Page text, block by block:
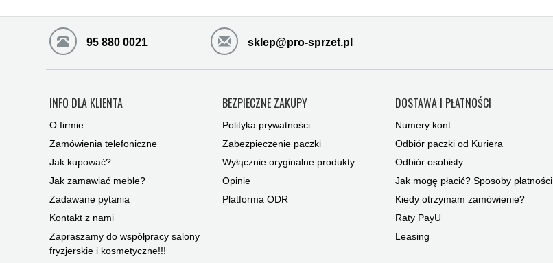
95 880 0021 sklep@pro-sprzet.pl
INFO DLA KLIENTA
O firmie
Zamówienia telefoniczne
Jak kupować?
Jak zamawiać meble?
Zadawane pytania
Kontakt z nami
Zapraszamy do współpracy salony
fryzjerskie i kosmetyczne!!!
BEZPIECZNE ZAKUPY
Polityka prywatności
Zabezpieczenie paczki
Wyłącznie oryginalne produkty
Opinie
Platforma ODR
DOSTAWA I PŁATNOŚCI
Numery kont
Odbiór paczki od Kuriera
Odbiór osobisty
Jak mogę płacić? Sposoby płatności
Kiedy otrzymam zamówienie?
Raty PayU
Leasing